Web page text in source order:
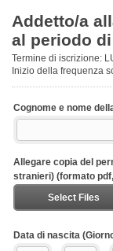
Addetto/a
al periodo
Termine di iscrizione:
Inizio della frequenza
Cognome e nome
Allegare copia del
stranieri) (formato
Select Files
Data di nascita